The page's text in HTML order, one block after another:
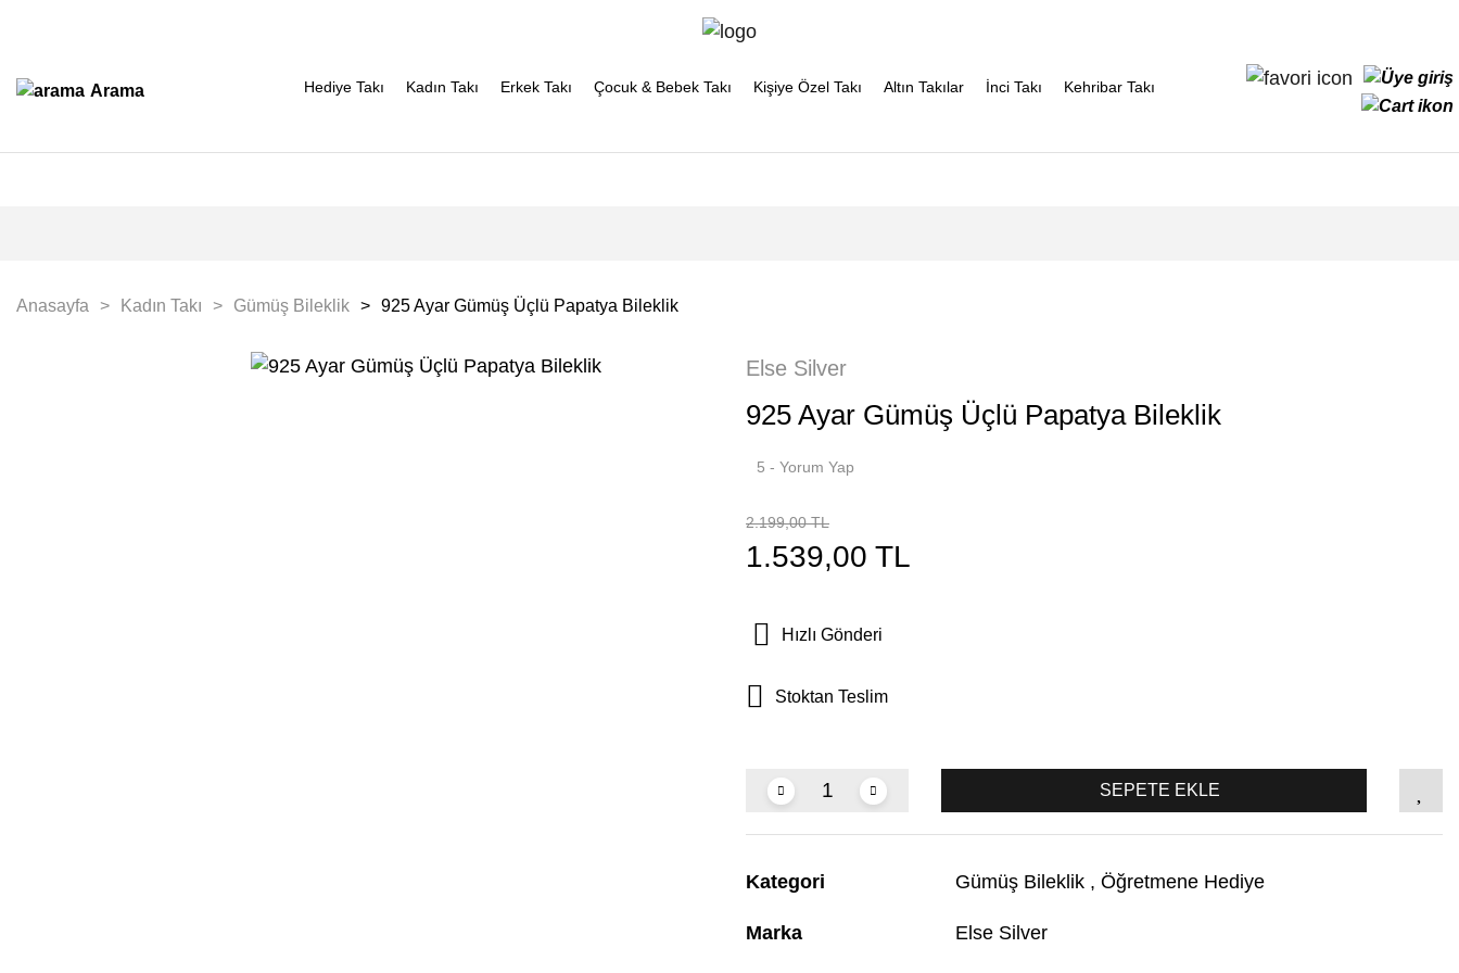
Arama Hediye Takı Kadın Takı Erkek Takı Çocuk & Bebek Takı Kişiye Özel Takı Altın Takılar İnci Takı Kehribar Takı
Anasayfa Kadın Takı Gümüş Bileklik 925 Ayar Gümüş Üçlü Papatya Bileklik
Else Silver
925 Ayar Gümüş Üçlü Papatya Bileklik
5 - Yorum Yap
2.199,00 TL
1.539,00 TL
Hızlı Gönderi
Stoktan Teslim
SEPETE EKLE
Kategori Gümüş Bileklik , Öğretmene Hediye
Marka Else Silver